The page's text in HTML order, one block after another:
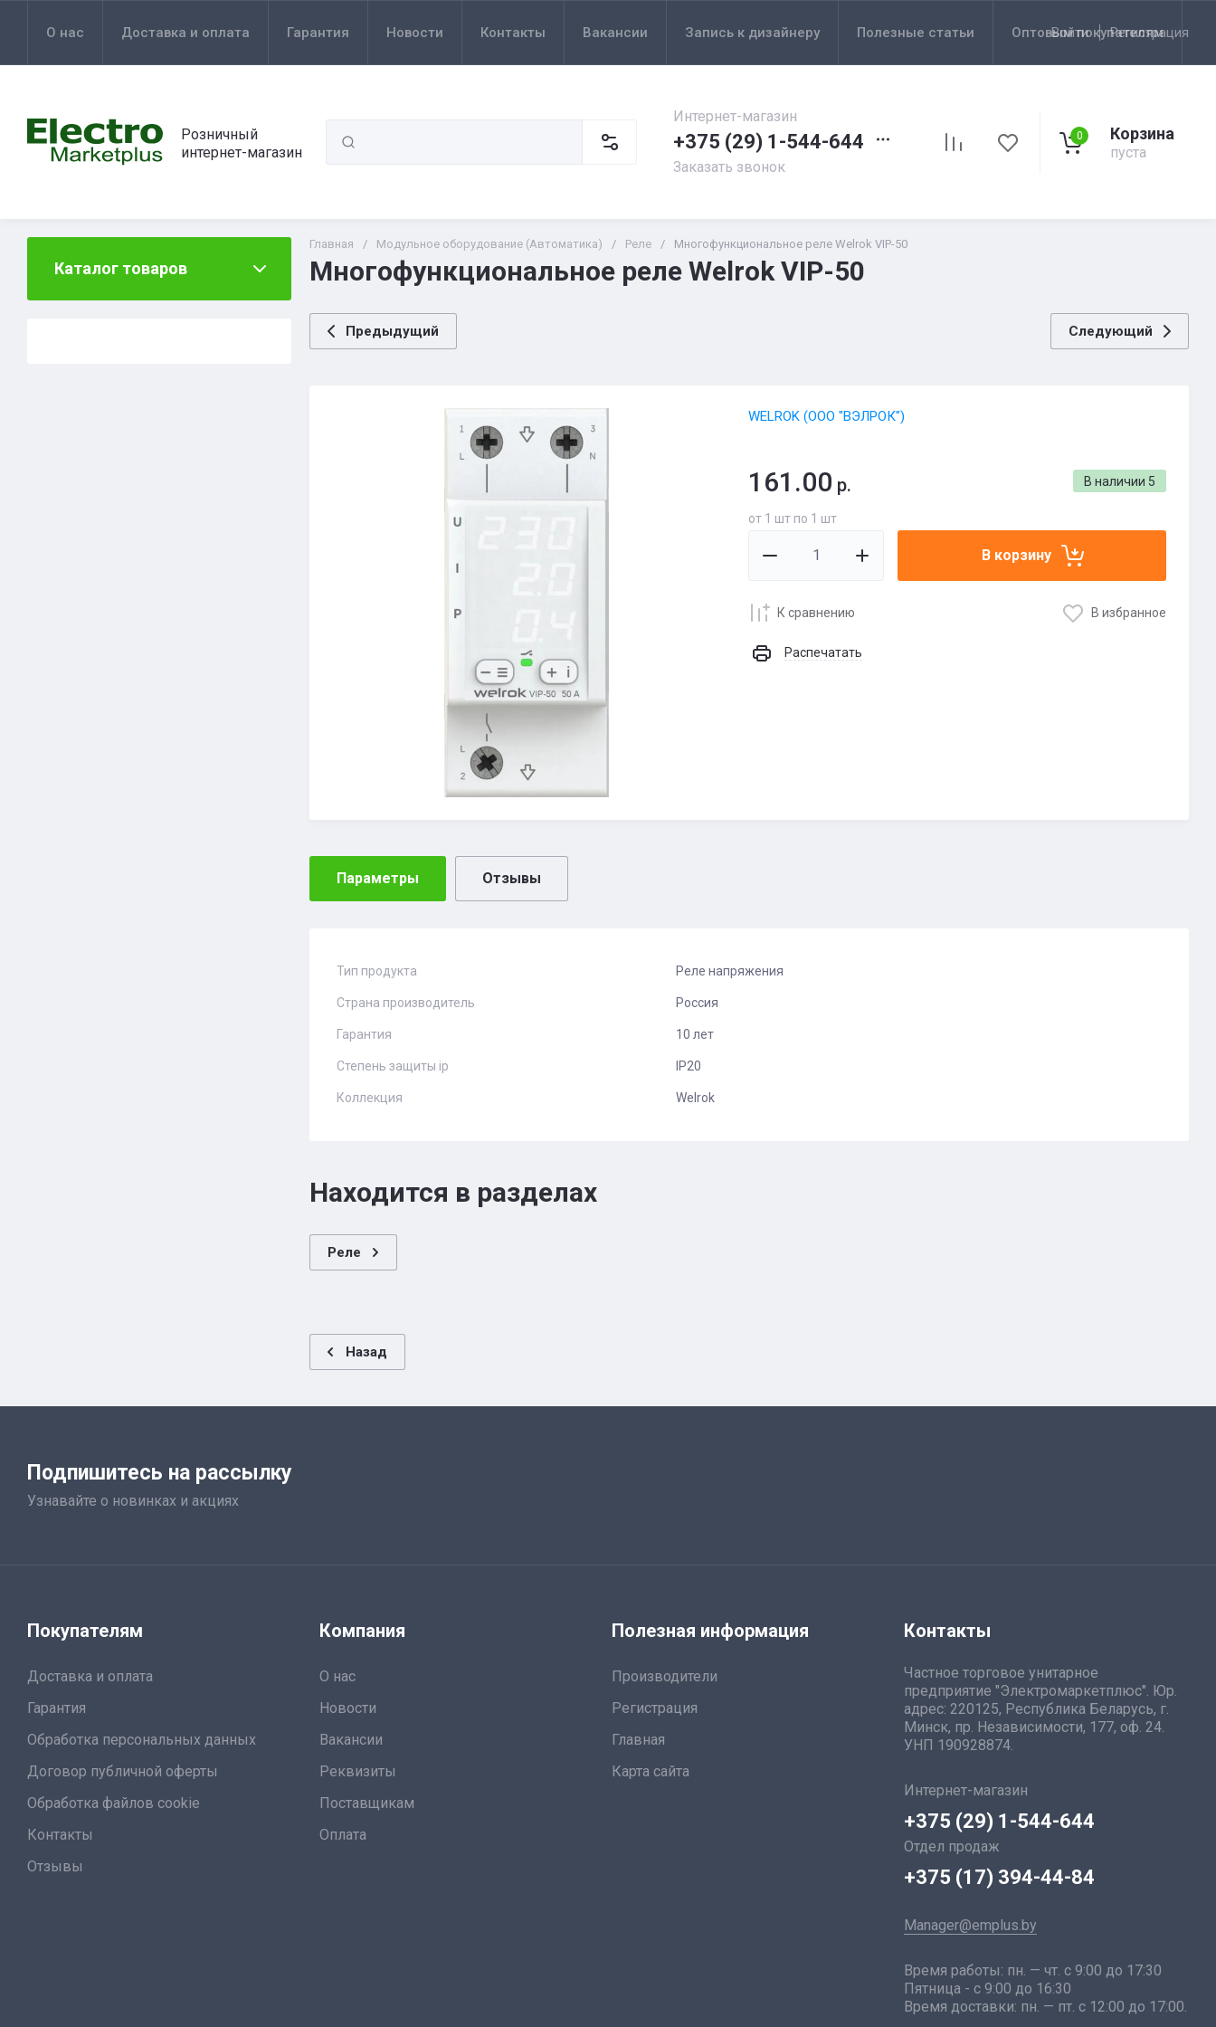
О нас Доставка и оплата Гарантия Новости Контакты Вакансии Запись к дизайнеру Полезные статьи Оптовым покупателям
Войти Регистрация
Розничный
интернет-магазин
Интернет-магазин
+375 (29) 1-544-644
Заказать звонок
0 Корзина
пуста
Каталог товаров
Главная / Модульное оборудование (Автоматика) / Реле / Многофункциональное реле Welrok VIP-50
Многофункциональное реле Welrok VIP-50
Предыдущий Следующий
WELROK (ООО "ВЭЛРОК")
В наличии 5
161.00 р.
от 1 шт по 1 шт
В корзину
К сравнению В избранное
Распечатать
Параметры Отзывы
Тип продукта Реле напряжения
Страна производитель Россия
Гарантия 10 лет
Степень защиты ip IP20
Коллекция Welrok
Находится в разделах
Реле
Назад
Подпишитесь на рассылку
Узнавайте о новинках и акциях
Покупателям
Доставка и оплата
Гарантия
Обработка персональных данных
Договор публичной оферты
Обработка файлов cookie
Контакты
Отзывы
Компания
О нас
Новости
Вакансии
Реквизиты
Поставщикам
Оплата
Полезная информация
Производители
Регистрация
Главная
Карта сайта
Контакты
Частное торговое унитарное
предприятие "Электромаркетплюс". Юр.
адрес: 220125, Республика Беларусь, г.
Минск, пр. Независимости, 177, оф. 24.
УНП 190928874.
Интернет-магазин
+375 (29) 1-544-644
Отдел продаж
+375 (17) 394-44-84
Manager@emplus.by
Время работы: пн. — чт. с 9:00 до 17:30
Пятница - с 9:00 до 16:30
Время доставки: пн. — пт. с 12:00 до 17:00.